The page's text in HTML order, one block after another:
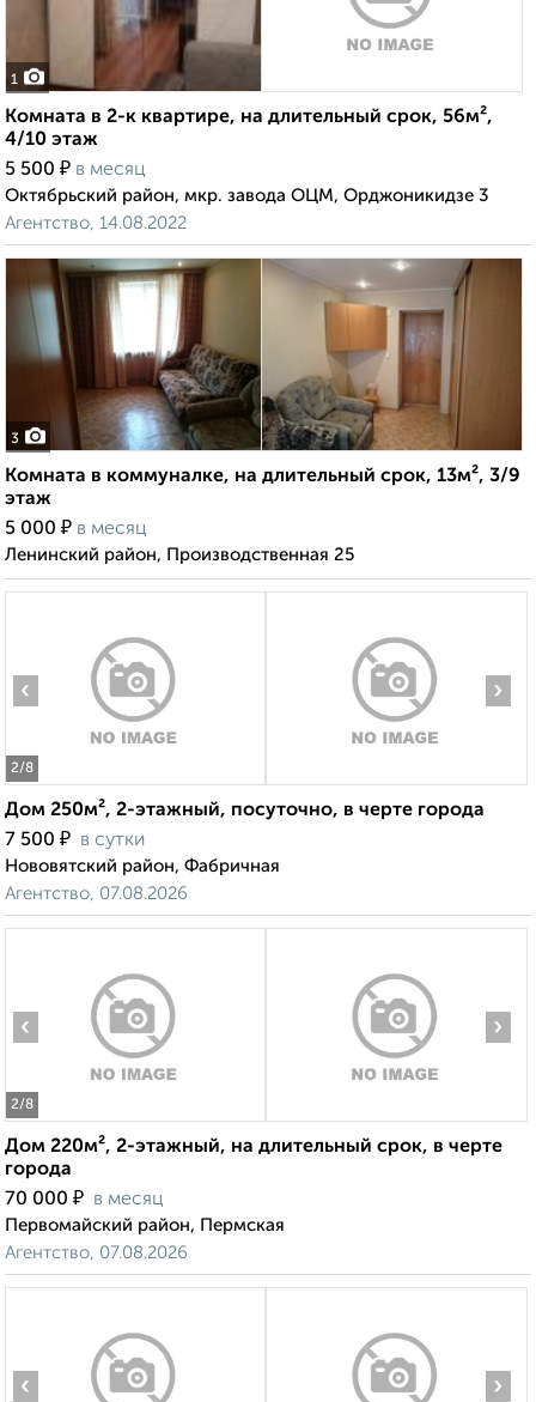
1
Комната в 2-к квартире, на длительный срок, 56м²,
4/10 этаж
5 500 ₽ в месяц
Октябрьский район, мкр. завода ОЦМ, Орджоникидзе 3
Агентство, 14.08.2022
3
Комната в коммуналке, на длительный срок, 13м², 3/9
этаж
5 000 ₽ в месяц
Ленинский район, Производственная 25
2/8
‹ ›
Дом 250м², 2-этажный, посуточно, в черте города
7 500 ₽ в сутки
Нововятский район, Фабричная
Агентство, 07.08.2026
2/8
‹ ›
Дом 220м², 2-этажный, на длительный срок, в черте
города
70 000 ₽ в месяц
Первомайский район, Пермская
Агентство, 07.08.2026
‹ ›